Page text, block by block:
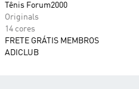
Tênis Forum2000
Originals
14 cores
FRETE GRÁTIS MEMBROS
ADICLUB